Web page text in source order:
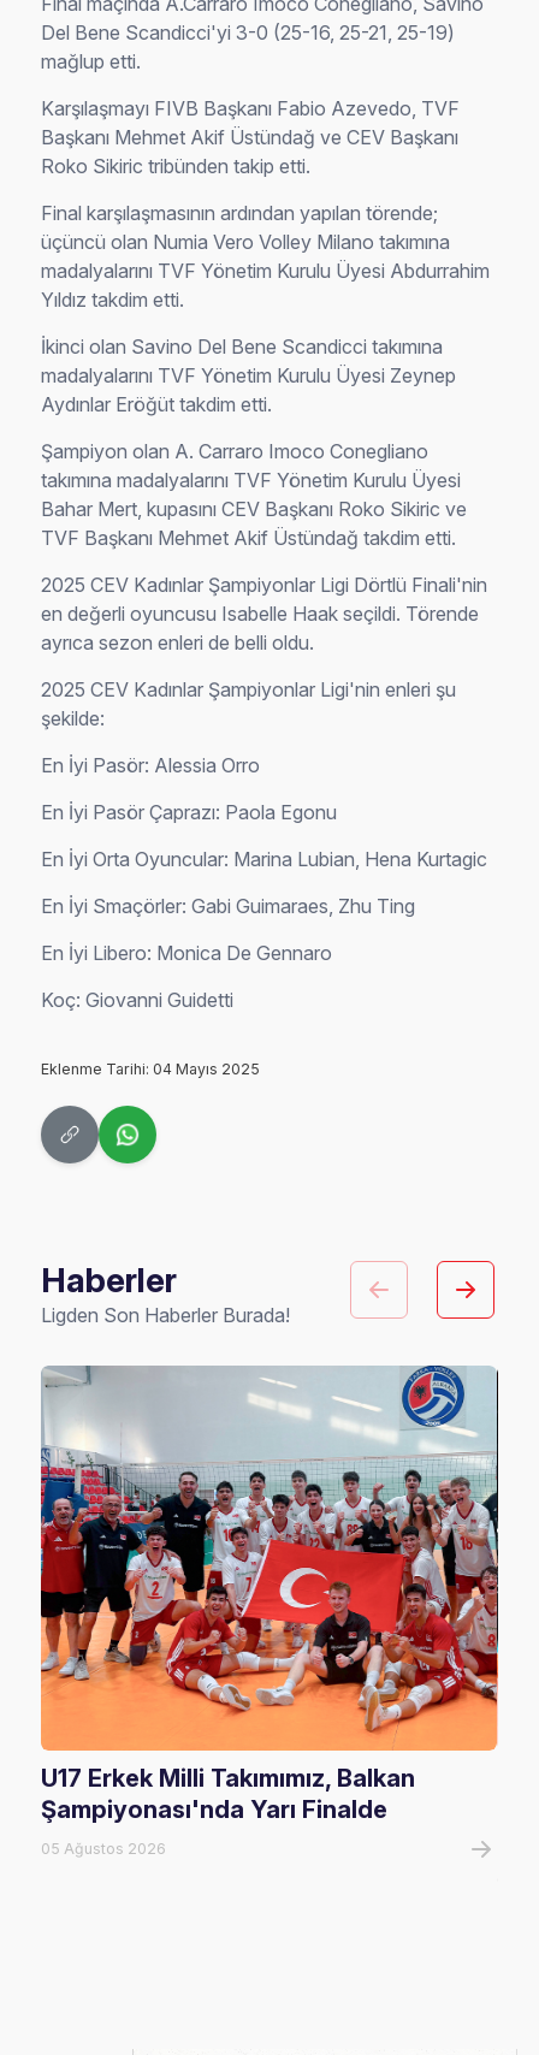
Del Bene Scandicci'yi 3-0 (25-16, 25-21, 25-19)
mağlup etti.
Karşılaşmayı FIVB Başkanı Fabio Azevedo, TVF
Başkanı Mehmet Akif Üstündağ ve CEV Başkanı
Roko Sikiric tribünden takip etti.
Final karşılaşmasının ardından yapılan törende;
üçüncü olan Numia Vero Volley Milano takımına
madalyalarını TVF Yönetim Kurulu Üyesi Abdurrahim
Yıldız takdim etti.
İkinci olan Savino Del Bene Scandicci takımına
madalyalarını TVF Yönetim Kurulu Üyesi Zeynep
Aydınlar Eröğüt takdim etti.
Şampiyon olan A. Carraro Imoco Conegliano
takımına madalyalarını TVF Yönetim Kurulu Üyesi
Bahar Mert, kupasını CEV Başkanı Roko Sikiric ve
TVF Başkanı Mehmet Akif Üstündağ takdim etti.
2025 CEV Kadınlar Şampiyonlar Ligi Dörtlü Finali'nin
en değerli oyuncusu Isabelle Haak seçildi. Törende
ayrıca sezon enleri de belli oldu.
2025 CEV Kadınlar Şampiyonlar Ligi'nin enleri şu
şekilde:
En İyi Pasör: Alessia Orro
En İyi Pasör Çaprazı: Paola Egonu
En İyi Orta Oyuncular: Marina Lubian, Hena Kurtagic
En İyi Smaçörler: Gabi Guimaraes, Zhu Ting
En İyi Libero: Monica De Gennaro
Koç: Giovanni Guidetti
Eklenme Tarihi: 04 Mayıs 2025
Haberler
Ligden Son Haberler Burada!
U17 Erkek Milli Takımımız, Balkan
Şampiyonası'nda Yarı Finalde
05 Ağustos 2026